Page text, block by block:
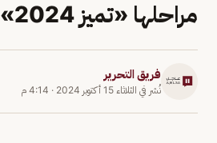
مراحلها «تميز 2024»
فريق التحرير
نُشر في الثلاثاء 15 أكتوبر 2024 · 4:14 م